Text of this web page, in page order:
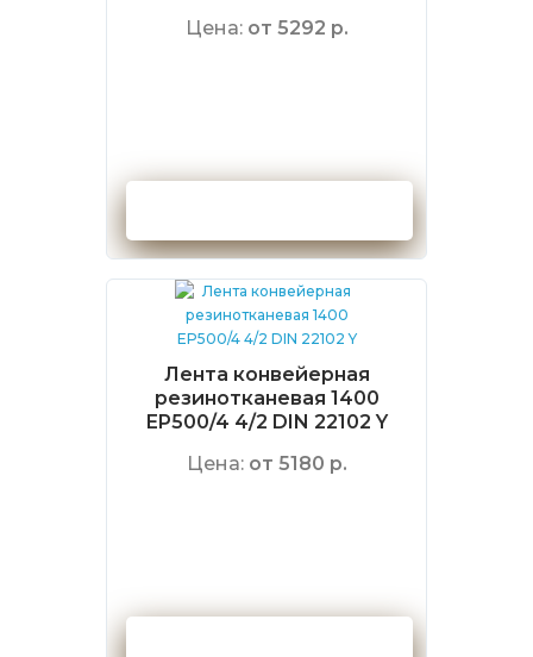
Цена: от 5292 р.
Лента конвейерная
резинотканевая 1400
EP500/4 4/2 DIN 22102 Y
Цена: от 5180 р.